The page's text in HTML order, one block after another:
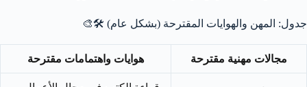
جدول: المهن والهوايات المقترحة (بشكل عام) 🛠️🎨
مجالات مهنية مقترحة هوايات واهتمامات مقترحة